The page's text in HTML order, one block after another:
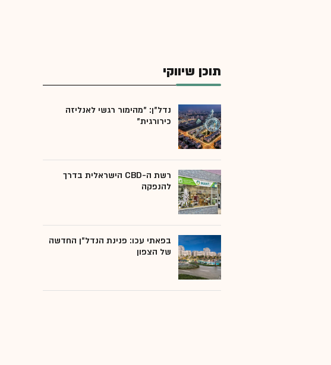
תוכן שיווקי
נדל"ן: "מהימור רגשי לאנליזה
כירורגית"
רשת ה-CBD הישראלית בדרך
להנפקה
בפאתי עכו: פנינת הנדל"ן החדשה
של הצפון